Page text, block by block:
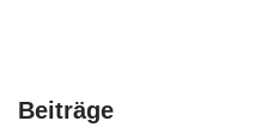
Beiträge